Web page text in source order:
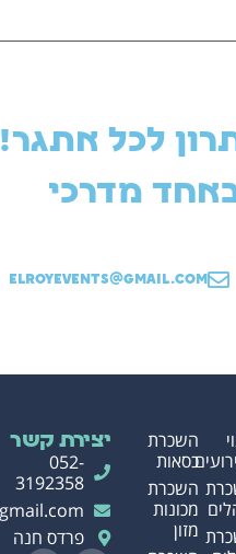
לכל אתגר!
מדרכי
ElroyEvents@gmail.com
השכרת
כסאות
השכרת
מכונות
מזון
יצירת קשר
052-
3192358
פרדס חנה